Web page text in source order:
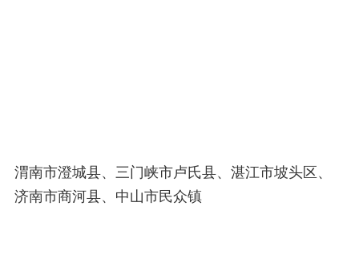
渭南市澄城县、三门峡市卢氏县、湛江市坡头区、
济南市商河县、中山市民众镇